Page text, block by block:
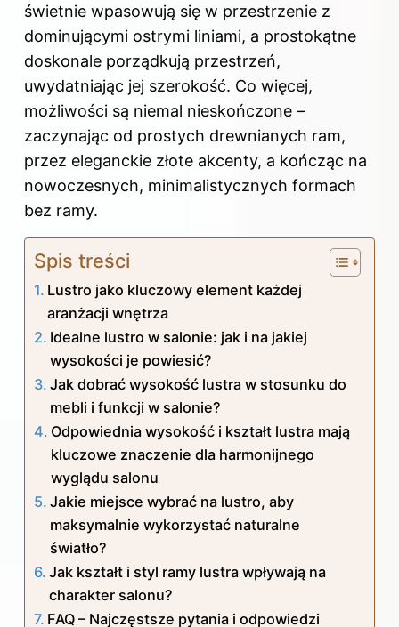
świetnie wpasowują się w przestrzenie z
dominującymi ostrymi liniami, a prostokątne
doskonale porządkują przestrzeń,
uwydatniając jej szerokość. Co więcej,
możliwości są niemal nieskończone –
zaczynając od prostych drewnianych ram,
przez eleganckie złote akcenty, a kończąc na
nowoczesnych, minimalistycznych formach
bez ramy.
Spis treści
Lustro jako kluczowy element każdej
aranżacji wnętrza
Idealne lustro w salonie: jak i na jakiej
wysokości je powiesić?
Jak dobrać wysokość lustra w stosunku do
mebli i funkcji w salonie?
Odpowiednia wysokość i kształt lustra mają
kluczowe znaczenie dla harmonijnego
wyglądu salonu
Jakie miejsce wybrać na lustro, aby
maksymalnie wykorzystać naturalne
światło?
Jak kształt i styl ramy lustra wpływają na
charakter salonu?
FAQ – Najczęstsze pytania i odpowiedzi